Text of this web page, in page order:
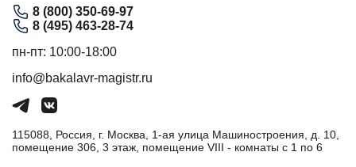
8 (800) 350-69-97
8 (495) 463-28-74
пн-пт: 10:00-18:00
info@bakalavr-magistr.ru
115088, Россия, г. Москва, 1-ая улица Машиностроения, д. 10,
помещение 306, 3 этаж, помещение VIII - комнаты с 1 по 6